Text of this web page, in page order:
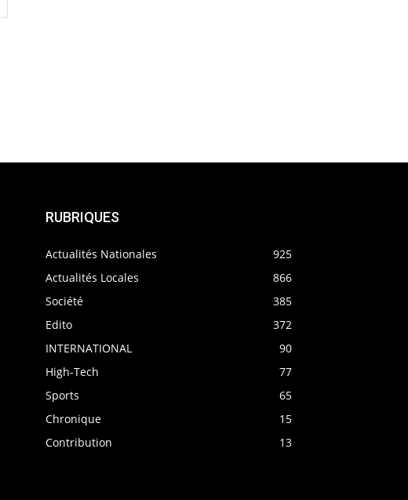
RUBRIQUES
Actualités Nationales
925
Actualités Locales
866
Société
385
Edito
372
INTERNATIONAL
90
High-Tech
77
Sports
65
Chronique
15
Contribution
13